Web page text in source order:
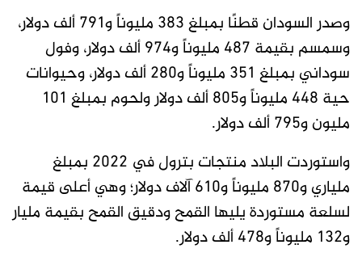
وصدر السودان قطنًا بمبلغ 383 مليوناً و791 ألف دولار،
وسمسم بقيمة 487 مليوناً و974 ألف دولار، وفول
سوداني بمبلغ 351 مليوناً و280 ألف دولار، وحيوانات
حية 448 مليوناً و805 ألف دولار ولحوم بمبلغ 101
مليون و795 ألف دولار.
واستوردت البلاد منتجات بترول في 2022 بمبلغ
ملياري و870 مليوناً و610 آلاف دولار؛ وهي أعلى قيمة
لسلعة مستوردة يليها القمح ودقيق القمح بقيمة مليار
و132 مليوناً و478 ألف دولار.